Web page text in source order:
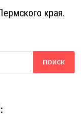
края.